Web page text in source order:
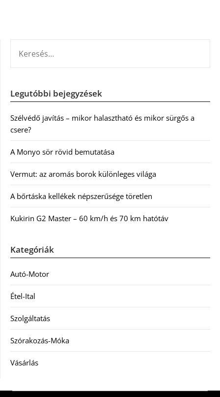
Legutóbbi bejegyzések
Szélvédő javítás – mikor halasztható és mikor sürgős a
csere?
A Monyo sör rövid bemutatása
Vermut: az aromás borok különleges világa
A bőrtáska kellékek népszerűsége töretlen
Kukirin G2 Master – 60 km/h és 70 km hatótáv
Kategóriák
Autó-Motor
Étel-Ital
Szolgáltatás
Szórakozás-Móka
Vásárlás